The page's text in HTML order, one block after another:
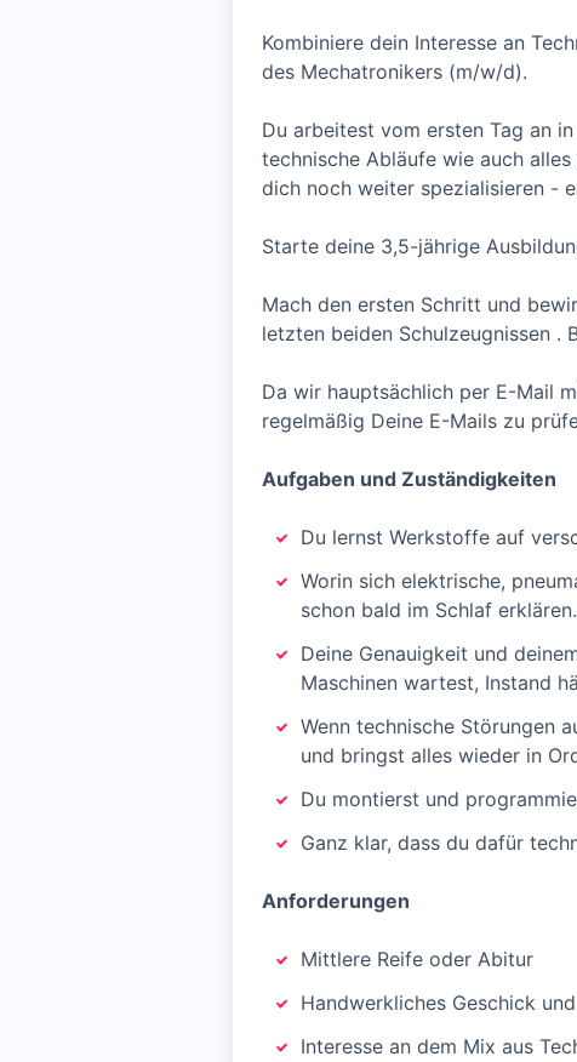
Kombiniere dein Interesse an
des Mechatronikers (m/w/d).
Du arbeitest vom ersten Tag an
technische Abläufe wie auch
dich noch weiter spezialisieren -
Starte deine 3,5-jährige
Mach den ersten Schritt und
letzten beiden Schulzeugnissen .
Da wir hauptsächlich per E-Mail
regelmäßig Deine E-Mails zu
Aufgaben und Zuständigkeiten
Du lernst Werkstoffe auf
Worin sich elektrische,
schon bald im Schlaf erklären.
Deine Genauigkeit und
Maschinen wartest, Instand
Wenn technische Störungen
und bringst alles wieder in
Du montierst und
Ganz klar, dass du dafür
Anforderungen
Mittlere Reife oder Abitur
Handwerkliches Geschick
Interesse an dem Mix aus